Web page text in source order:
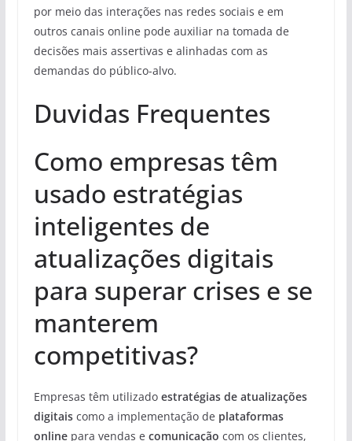
por meio das interações nas redes sociais e em
outros canais online pode auxiliar na tomada de
decisões mais assertivas e alinhadas com as
demandas do público-alvo.
Duvidas Frequentes
Como empresas têm
usado estratégias
inteligentes de
atualizações digitais
para superar crises e se
manterem
competitivas?
Empresas têm utilizado estratégias de atualizações
digitaiscomo a implementação de plataformas
onlinepara vendas e comunicação com os clientes,